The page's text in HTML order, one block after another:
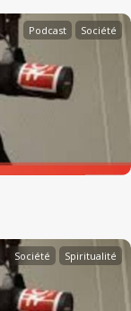
Podcast Société
Société Spiritualité